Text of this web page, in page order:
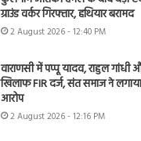
ग्राउंड वर्कर गिरफ्तार, हथियार बरामद
2 August 2026 - 12:40 PM
वाराणसी में पप्पू यादव, राहुल
खिलाफ FIR दर्ज, संत समाज ने
आरोप
2 August 2026 - 12:16 PM